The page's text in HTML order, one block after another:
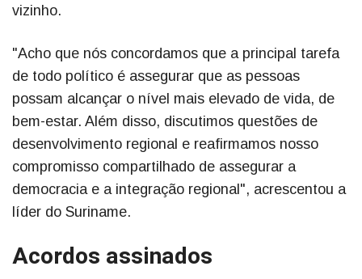
vizinho.
"Acho que nós concordamos que a principal tarefa
de todo político é assegurar que as pessoas
possam alcançar o nível mais elevado de vida, de
bem-estar. Além disso, discutimos questões de
desenvolvimento regional e reafirmamos nosso
compromisso compartilhado de assegurar a
democracia e a integração regional", acrescentou a
líder do Suriname.
Acordos assinados